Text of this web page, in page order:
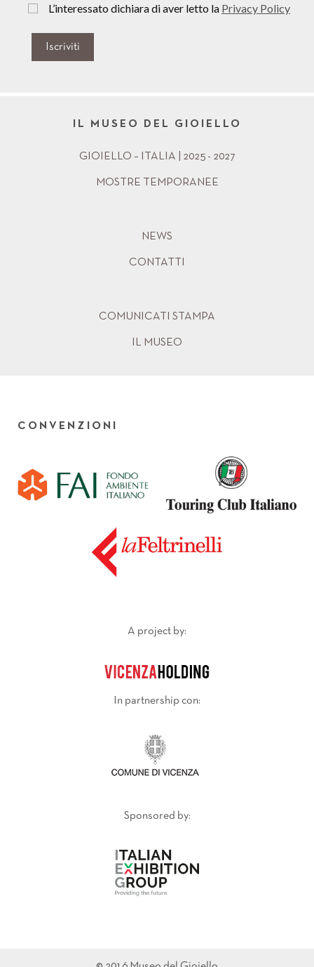
L’interessato dichiara di aver letto la Privacy Policy
Iscriviti
IL MUSEO DEL GIOIELLO
GIOIELLO – ITALIA | 2025 - 2027
MOSTRE TEMPORANEE
NEWS
CONTATTI
COMUNICATI STAMPA
IL MUSEO
CONVENZIONI
A project by:
In partnership con:
Sponsored by: